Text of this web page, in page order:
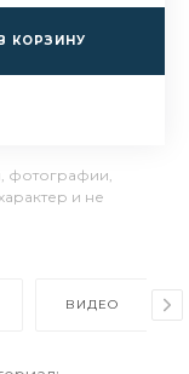
В КОРЗИНУ
фотографии,
и не
ВИДЕО